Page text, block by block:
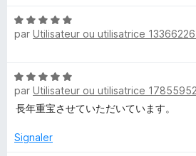
5
s
5
N
o
5
s
u
5
par Utilisateur ou utilisatrice
N
o
t
5
par Utilisateur ou utilisatrice
長年重宝させていただいています。
Signaler